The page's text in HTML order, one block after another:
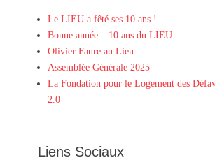
Le LIEU a fêté ses 10 ans !
Bonne année – 10 ans du LIEU
Olivier Faure au Lieu
Assemblée Générale 2025
La Fondation pour le Logement des
2.0
Liens Sociaux